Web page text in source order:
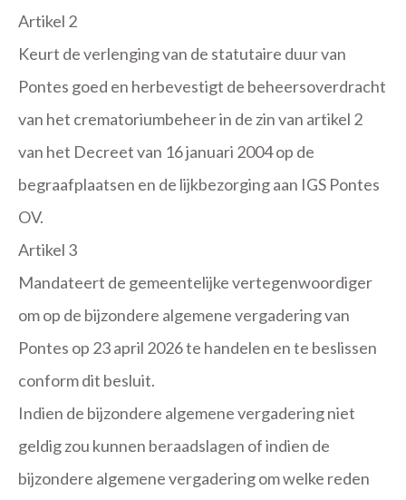
Artikel 2
Keurt de verlenging van de statutaire duur van
Pontes goed en herbevestigt de beheersoverdracht
van het crematoriumbeheer in de zin van artikel 2
van het Decreet van 16 januari 2004 op de
begraafplaatsen en de lijkbezorging aan IGS Pontes
OV.
Artikel 3
Mandateert de gemeentelijke vertegenwoordiger
om op de bijzondere algemene vergadering van
Pontes op 23 april 2026 te handelen en te beslissen
conform dit besluit.
Indien de bijzondere algemene vergadering niet
geldig zou kunnen beraadslagen of indien de
bijzondere algemene vergadering om welke reden